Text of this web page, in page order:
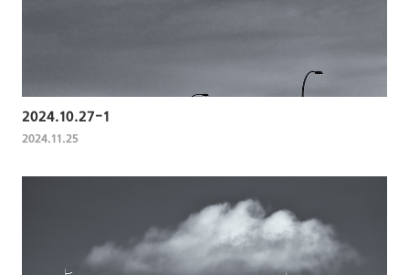
2024.10.27-1
2024.11.25